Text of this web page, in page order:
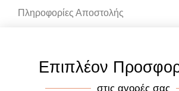
Πληροφορίες Αποστολής
Ο Λογαριασμός μου
Καλάθι Αγορών
Επιπλέον
στις αγορές σας